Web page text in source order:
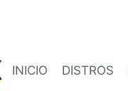
INICIO
DISTROS